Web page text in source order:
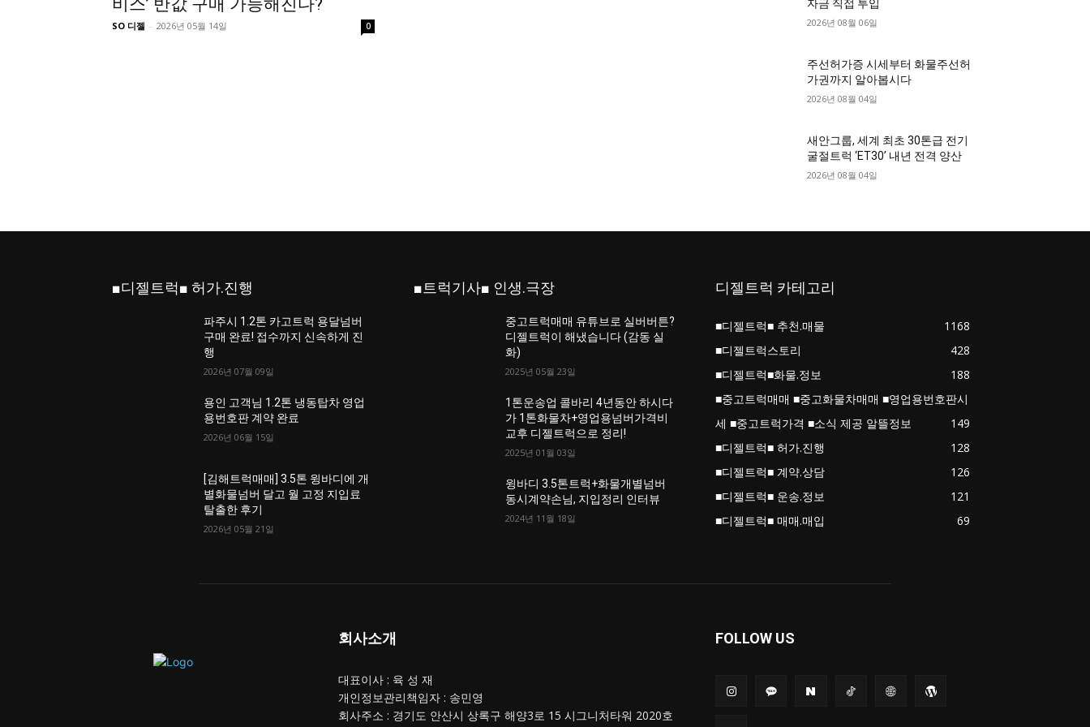
비스’ 반값 구매 가능해진다?
SO 디젤 - 2026년 05월 14일 0
자금 직접 투입
2026년 08월 06일
주선허가증 시세부터 화물주선허
가권까지 알아봅시다
2026년 08월 04일
새안그룹, 세계 최초 30톤급 전기
굴절트럭 ‘ET30’ 내년 전격 양산
2026년 08월 04일
■디젤트럭■ 허가.진행
파주시 1.2톤 카고트럭 용달넘버
구매 완료! 접수까지 신속하게 진
행
2026년 07월 09일
용인 고객님 1.2톤 냉동탑차 영업
용번호판 계약 완료
2026년 06월 15일
[김해트럭매매] 3.5톤 윙바디에 개
별화물넘버 달고 월 고정 지입료
탈출한 후기
2026년 05월 21일
■트럭기사■ 인생.극장
중고트럭매매 유튜브로 실버버튼?
디젤트럭이 해냈습니다 (감동 실
화)
2025년 05월 23일
1톤운송업 콜바리 4년동안 하시다
가 1톤화물차+영업용넘버가격비
교후 디젤트럭으로 정리!
2025년 01월 03일
윙바디 3.5톤트럭+화물개별넘버
동시계약손님, 지입정리 인터뷰
2024년 11월 18일
디젤트럭 카테고리
■디젤트럭■ 추천.매물
1168
■디젤트럭스토리
428
■디젤트럭■화물.정보
188
■중고트럭매매 ■중고화물차매매 ■영업용번호판시
세 ■중고트럭가격 ■소식 제공 알뜰정보
149
■디젤트럭■ 허가.진행
128
■디젤트럭■ 계약.상담
126
■디젤트럭■ 운송.정보
121
■디젤트럭■ 매매.매입
69
회사소개
대표이사 : 육 성 재
개인정보관리책임자 : 송민영
회사주소 : 경기도 안산시 상록구 해양3로 15 시그니처타워 2020호
FOLLOW US